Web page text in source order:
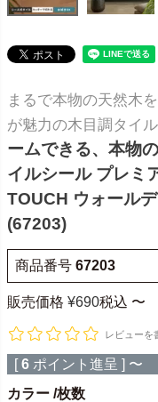
まるで本物の天然木
が魅力の木目調タイ
ームできる、本物
イルシール プレミ
TOUCH ウォール
(67203)
商品番号 67203
販売価格 ¥690税込 〜
レビューを
[ 6 ポイント進呈 ] 〜
カラー 枚数